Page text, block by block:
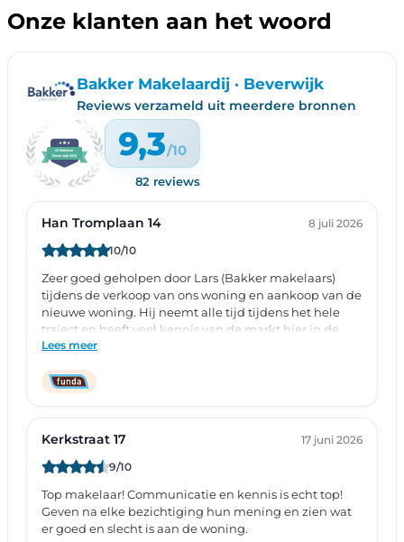
Onze klanten aan het woord